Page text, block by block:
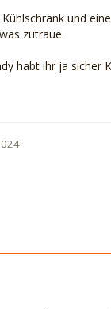
und
zutraue.
habt ihr ja sicher